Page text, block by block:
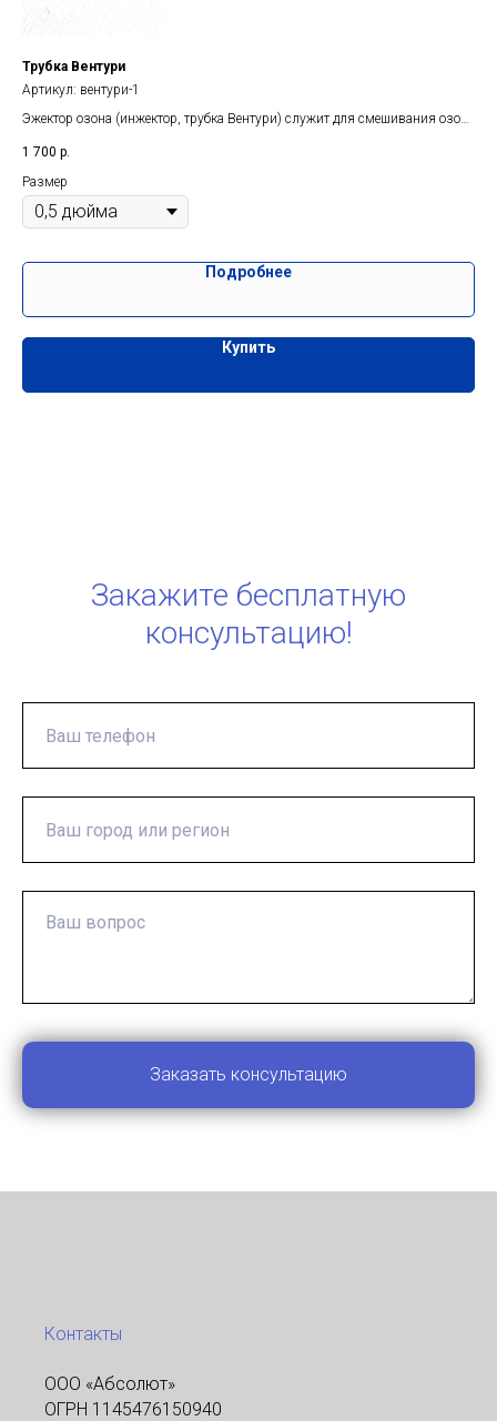
Трубка Вентури
Артикул: вентури-1
Эжектор озона (инжектор, трубка Вентури) служит для смешивания озона
1 700 р.
Размер
Подробнее
Купить
Закажите бесплатную
консультацию!
Заказать консультацию
Контакты
ООО «Абсолют»
ОГРН 1145476150940